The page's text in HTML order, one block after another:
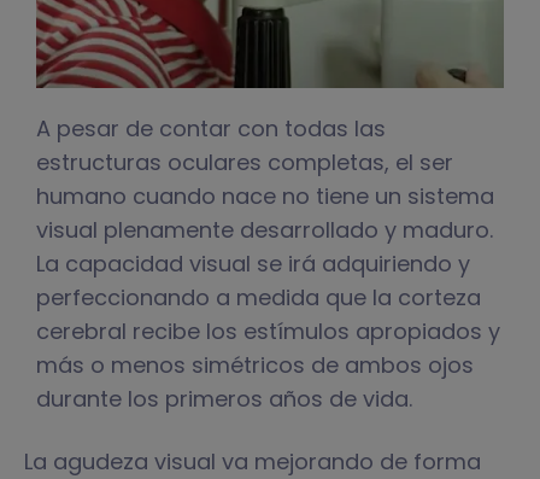
A pesar de contar con todas las
estructuras oculares completas, el ser
humano cuando nace no tiene un sistema
visual plenamente desarrollado y maduro.
La capacidad visual se irá adquiriendo y
perfeccionando a medida que la corteza
cerebral recibe los estímulos apropiados y
más o menos simétricos de ambos ojos
durante los primeros años de vida.
La agudeza visual va mejorando de forma